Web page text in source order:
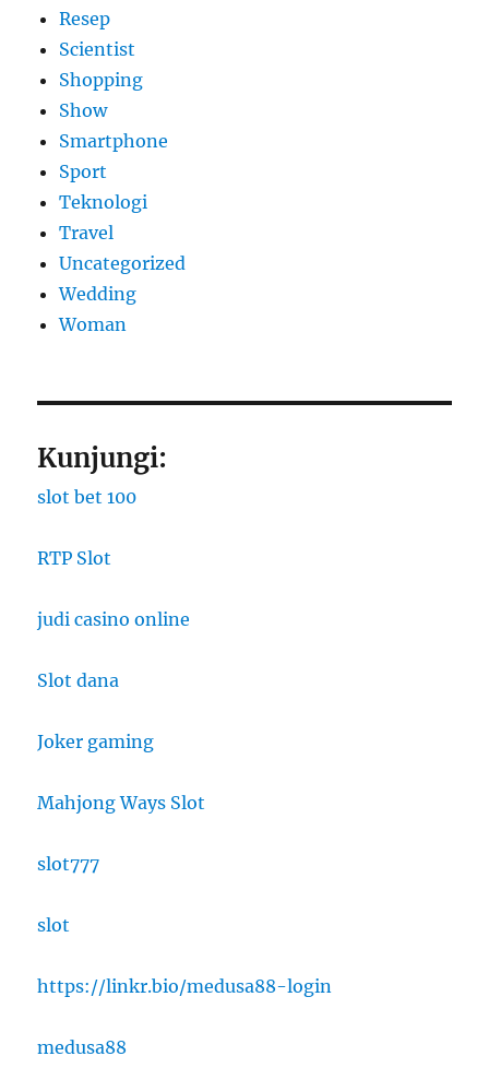
Resep
Scientist
Shopping
Show
Smartphone
Sport
Teknologi
Travel
Uncategorized
Wedding
Woman
Kunjungi:
slot bet 100
RTP Slot
judi casino online
Slot dana
Joker gaming
Mahjong Ways Slot
slot777
slot
https://linkr.bio/medusa88-login
medusa88